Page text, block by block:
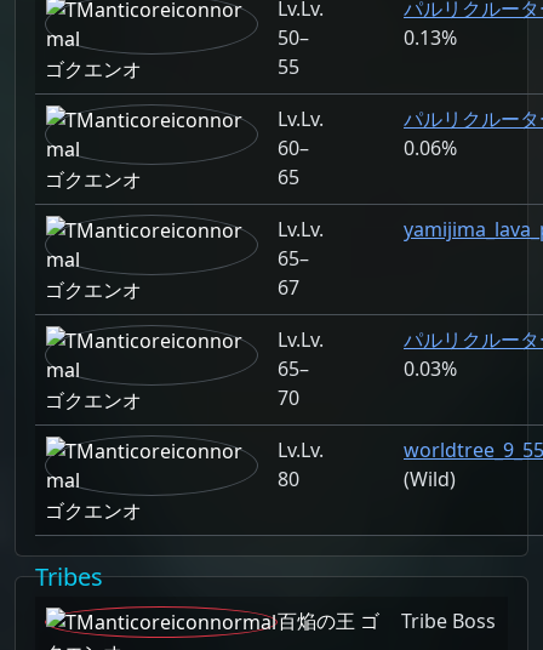
ゴクエンオ
Lv.
50–
55
パルリクルー
0.13%
ゴクエンオ
Lv.
60–
65
パルリクルー
0.06%
ゴクエンオ
Lv.
65–
67
ゴクエンオ
Lv.
65–
70
パルリクルー
0.03%
ゴクエンオ
Lv.
80
(Wild)
Tribes
百焔の王 ゴ
Tribe Boss